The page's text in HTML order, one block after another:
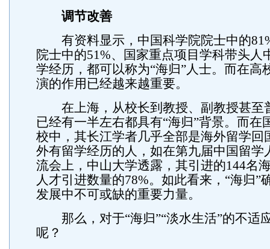
调节改善
有资料显示，中国科学院院士中的
院士中的51%、国家重点项目学科带头人
学经历，都可以称为“海归”人士。而在高
演的作用已经越来越重要。
在上海，从校长到教授、副教授甚至
已经有一半左右都具有“海归”背景。而在
校中，其长江学者几乎全部是海外留学回
外有留学经历的人，如在第九届中国留学
流会上，中山大学透露，其引进的144名
人才引进数量的78%。如此看来，“海归”
发展中不可或缺的重要力量。
那么，对于“海归”“淡水生活”的不适
呢？